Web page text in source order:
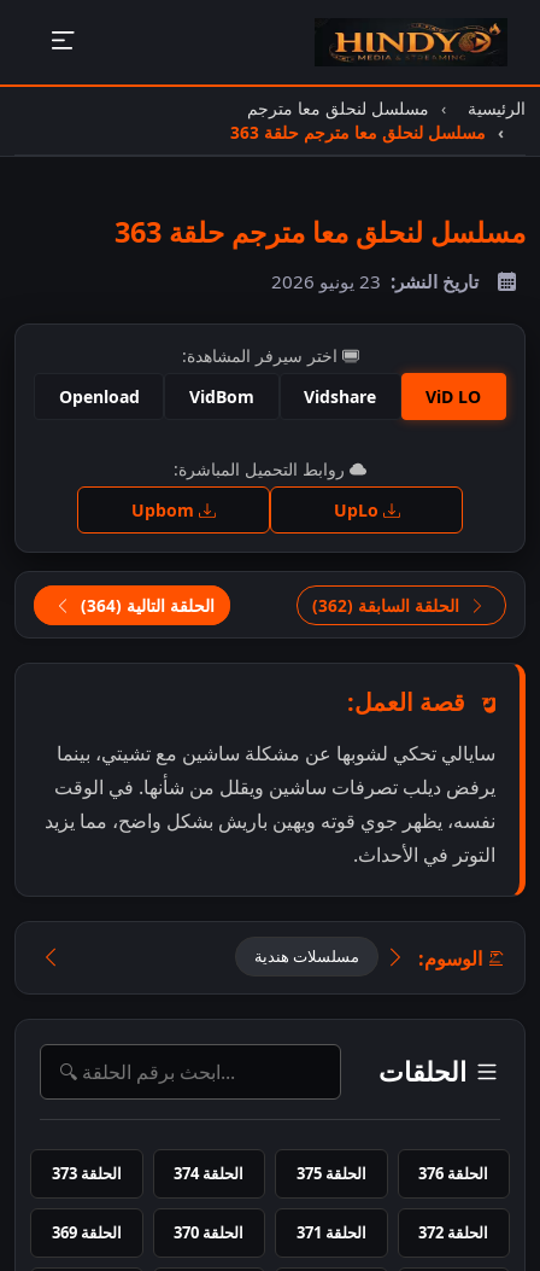
الرئيسية
مسلسل لنحلق معا مترجم
مسلسل لنحلق معا مترجم حلقة 363
مسلسل لنحلق معا مترجم حلقة 363
تاريخ النشر: 23 يونيو 2026
اختر سيرفر المشاهدة:
ViD LO
Vidshare
VidBom
Openload
اضغط للمشاهدة
روابط التحميل المباشرة:
الحلقة السابقة (362) الحلقة التالية (364)
قصة العمل:
سايالي تحكي لشوبها عن مشكلة ساشين مع تشيتي، بينما
يرفض ديلب تصرفات ساشين ويقلل من شأنها. في الوقت
نفسه، يظهر جوي قوته ويهين باريش بشكل واضح، مما يزيد
التوتر في الأحداث.
الوسوم: مسلسلات هندية
الحلقات
الحلقة 376 الحلقة 375 الحلقة 374 الحلقة 373
الحلقة 372 الحلقة 371 الحلقة 370 الحلقة 369